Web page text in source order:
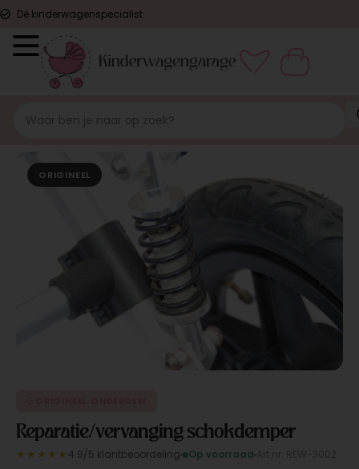
Dé kinderwagenspecialist
ORIGINEEL
Reparatie/vervanging schokdemper
★★★★★ 4.9/5 klantbeoordeling Op voorraad